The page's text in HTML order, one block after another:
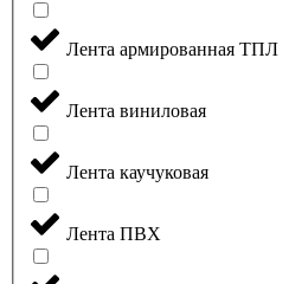
Лента армированная ТПЛ
Лента виниловая
Лента каучуковая
Лента ПВХ